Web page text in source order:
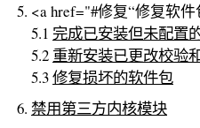
<a href="#修复“修复软
5.1 完成已安装但未配置
5.2 重新安装已更改校验
5.3修复损坏的软件包
禁用第三方内核模块